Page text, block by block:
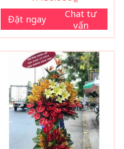
Đặt ngay
Chat tư
vấn